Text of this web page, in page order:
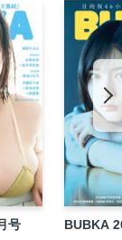
忍×玉袋筋太郎
レスパパ、格
方を変えた」
遊戯#25「2006
J1昇格で東京
田ゼルビア仁義
号 BUBKA